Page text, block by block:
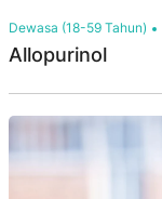
Dewasa (18-59 Tahun)
Allopurinol